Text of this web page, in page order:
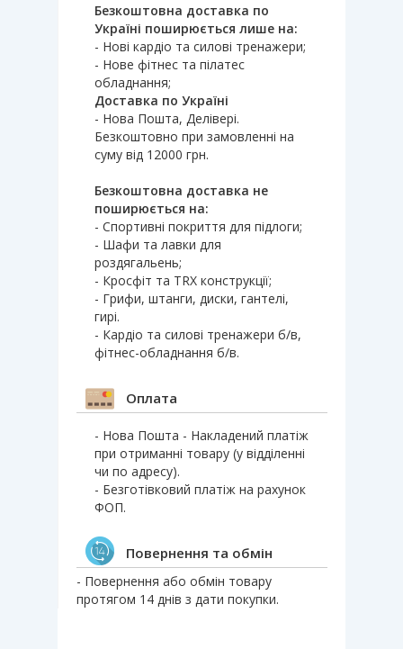
Безкоштовна доставка по
Україні поширюється лише на:
- Нові кардіо та силові тренажери;
- Нове фітнес та пілатес
обладнання;
Доставка по Україні
- Нова Пошта, Делівері.
Безкоштовно при замовленні на
суму від 12000 грн.
Безкоштовна доставка не
поширюється на:
- Спортивні покриття для підлоги;
- Шафи та лавки для
роздягальень;
- Кросфіт та TRX конструкції;
- Грифи, штанги, диски, гантелі,
гирі.
- Кардіо та силові тренажери б/в,
фітнес-обладнання б/в.
Оплата
- Нова Пошта - Накладений платіж
при отриманні товару (у відділенні
чи по адресу).
- Безготівковий платіж на рахунок
ФОП.
Повернення та обмін
- Повернення або обмін товару
протягом 14 днів з дати покупки.